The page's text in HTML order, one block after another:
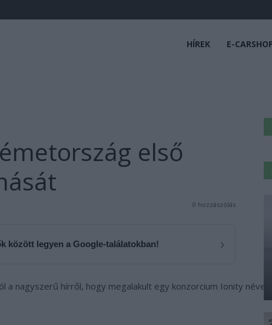
HÍREK E-
első
0 hozzászólás
között legyen a Google-találatokban! ›
a nagyszerű hírről, hogy megalakult egy konzorcium Ionity